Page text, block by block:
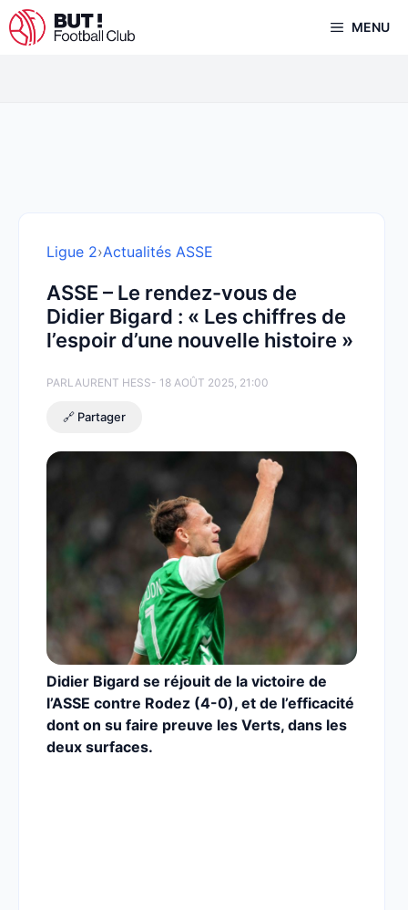
Aller
au
MENU
Ligue 2›Actualités ASSE
ASSE – Le rendez-vous de
Didier Bigard : « Les chiffres de
l’espoir d’une nouvelle histoire »
PARLAURENT HESS- 18 AOÛT 2025, 21:00
🔗 Partager
Didier Bigard se réjouit de la victoire de
l’ASSE contre Rodez (4-0), et de l’efficacité
dont on su faire preuve les Verts, dans les
deux surfaces.